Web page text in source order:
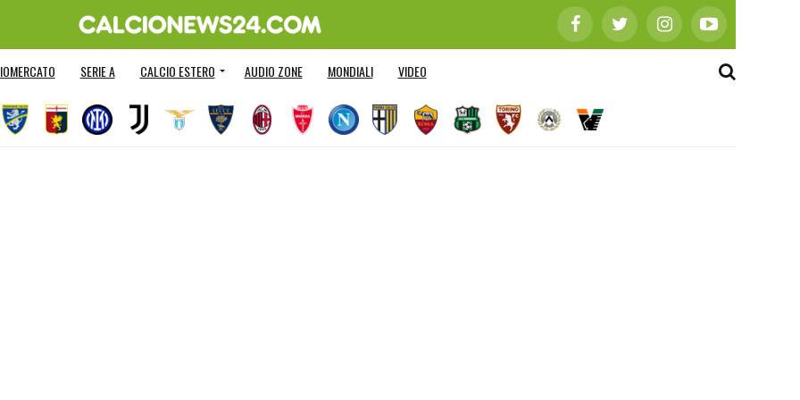
SERIE A CALCIO ESTERO AUDIO ZONE MONDIALI VIDEO